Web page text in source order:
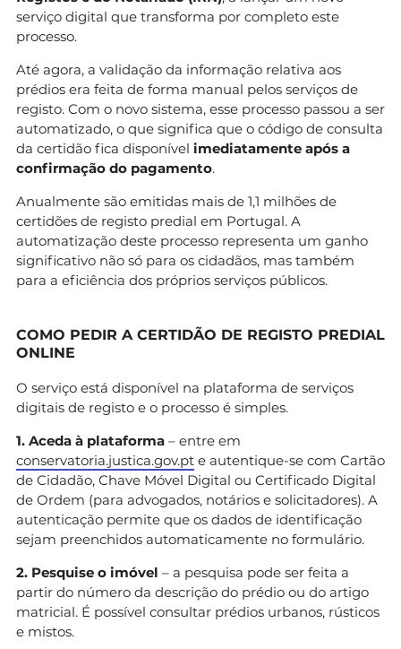
serviço digital que transforma por completo este
processo.
Até agora, a validação da informação relativa aos
prédios era feita de forma manual pelos serviços de
registo. Com o novo sistema, esse processo passou a ser
automatizado, o que significa que o código de consulta
da certidão fica disponível imediatamente após a
confirmação do pagamento.
Anualmente são emitidas mais de 1,1 milhões de
certidões de registo predial em Portugal. A
automatização deste processo representa um ganho
significativo não só para os cidadãos, mas também
para a eficiência dos próprios serviços públicos.
COMO PEDIR A CERTIDÃO DE REGISTO PREDIAL
ONLINE
O serviço está disponível na plataforma de serviços
digitais de registo e o processo é simples.
1. Aceda à plataforma – entre em
conservatoria.justica.gov.pt e autentique-se com Cartão
de Cidadão, Chave Móvel Digital ou Certificado Digital
de Ordem (para advogados, notários e solicitadores). A
autenticação permite que os dados de identificação
sejam preenchidos automaticamente no formulário.
2. Pesquise o imóvel – a pesquisa pode ser feita a
partir do número da descrição do prédio ou do artigo
matricial. É possível consultar prédios urbanos, rústicos
e mistos.